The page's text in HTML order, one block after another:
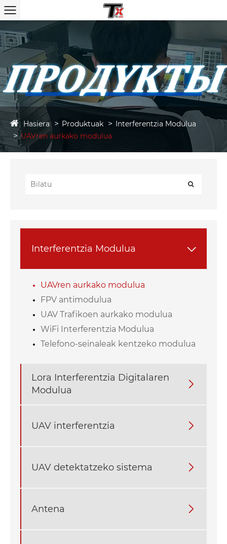
Hasiera Produktuak
Interferentzia Modulua
UAVren aurkako modulua
Interferentzia Modulua 
UAVren aurkako modulua
FPV antimodulua
UAV Trafikoen aurkako modulua
WiFi Interferentzia Modulua
Telefono-seinaleak kentzeko modulua
Lora Interferentzia Digitalaren
Modulua

UAV interferentzia 
UAV detektatzeko sistema 
Antena 